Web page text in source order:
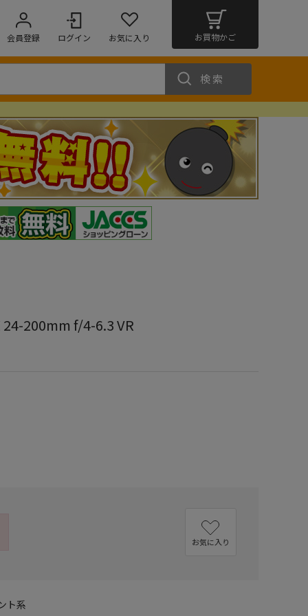
会員登録 ログイン お気に入り お買物かご
検索
200mm f/4-6.3 VR
お気に入り
ト系